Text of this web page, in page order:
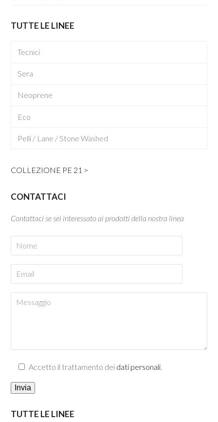
TUTTE LE LINEE
Tecnici
Sera
Neoprene
Eco
Pelli / Lane / Stone Washed
COLLEZIONE PE 21 >
CONTATTACI
Contattaci se sei interessato ai prodotti della nostra linea
Accetto il trattamento dei dati personali.
TUTTE LE LINEE